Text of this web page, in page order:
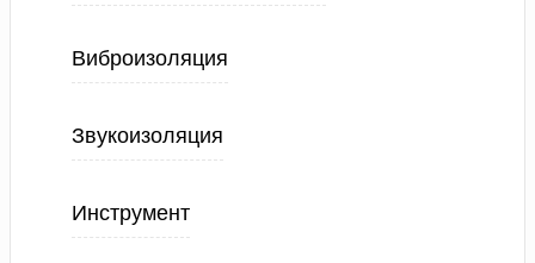
Виброизоляция
Звукоизоляция
Инструмент